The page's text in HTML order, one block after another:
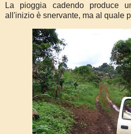
La pioggia cadendo produce
all'inizio è snervante, ma al quale